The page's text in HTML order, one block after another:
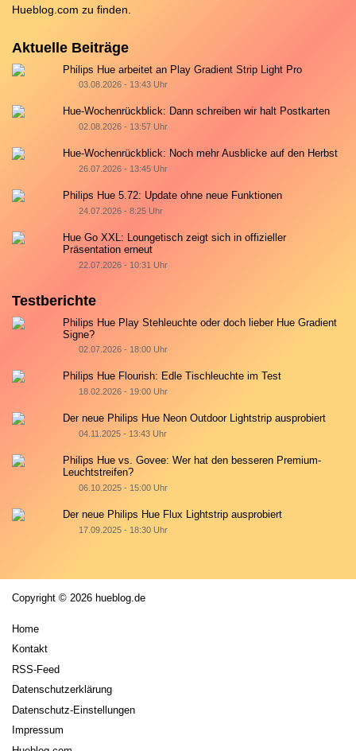
Hueblog.com zu finden.
Aktuelle Beiträge
Philips Hue arbeitet an Play Gradient Strip Light Pro
03.08.2026 - 13:43 Uhr
Hue-Wochenrückblick: Dann schreiben wir halt Postkarten
02.08.2026 - 13:57 Uhr
Hue-Wochenrückblick: Noch mehr Ausblicke auf den Herbst
26.07.2026 - 13:45 Uhr
Philips Hue 5.72: Update ohne neue Funktionen
24.07.2026 - 8:25 Uhr
Hue Go XXL: Loungetisch zeigt sich in offizieller
Präsentation erneut
22.07.2026 - 10:31 Uhr
Testberichte
Philips Hue Play Stehleuchte oder doch lieber Hue Gradient
Signe?
02.07.2026 - 18:00 Uhr
Philips Hue Flourish: Edle Tischleuchte im Test
18.02.2026 - 19:00 Uhr
Der neue Philips Hue Neon Outdoor Lightstrip ausprobiert
04.11.2025 - 13:43 Uhr
Philips Hue vs. Govee: Wer hat den besseren Premium-
Leuchtstreifen?
06.10.2025 - 15:00 Uhr
Der neue Philips Hue Flux Lightstrip ausprobiert
17.09.2025 - 18:30 Uhr
Copyright © 2026 hueblog.de
Home
Kontakt
RSS-Feed
Datenschutzerklärung
Datenschutz-Einstellungen
Impressum